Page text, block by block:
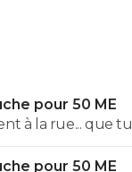
10 mars 2017 à 20:59 +0
pour 50 ME
direct
pour 50 ME